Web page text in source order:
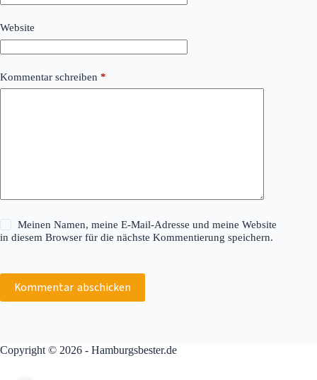
Website
Kommentar schreiben *
Meinen Namen, meine E-Mail-Adresse und meine Website
in diesem Browser für die nächste Kommentierung speichern.
Kommentar abschicken
Copyright © 2026 - Hamburgsbester.de